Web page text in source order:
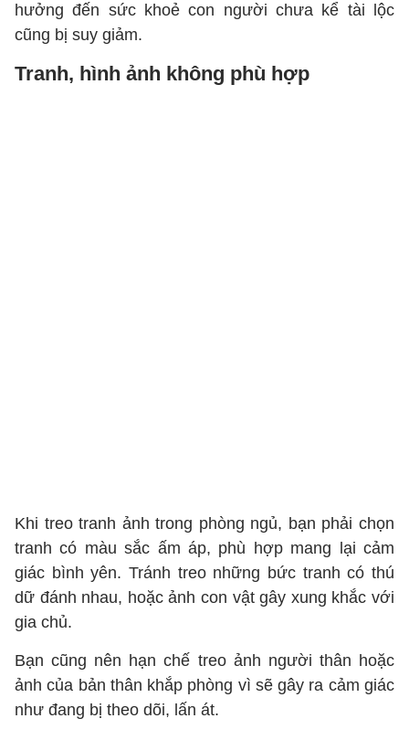
hưởng đến sức khoẻ con người chưa kể tài lộc
cũng bị suy giảm.
Tranh, hình ảnh không phù hợp
Khi treo tranh ảnh trong phòng ngủ, bạn phải chọn
tranh có màu sắc ấm áp, phù hợp mang lại cảm
giác bình yên. Tránh treo những bức tranh có thú
dữ đánh nhau, hoặc ảnh con vật gây xung khắc với
gia chủ.
Bạn cũng nên hạn chế treo ảnh người thân hoặc
ảnh của bản thân khắp phòng vì sẽ gây ra cảm giác
như đang bị theo dõi, lấn át.